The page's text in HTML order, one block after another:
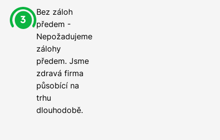
Bez záloh
předem -
Nepožadujeme
zálohy
předem. Jsme
zdravá firma
působící na
trhu
dlouhodobě.